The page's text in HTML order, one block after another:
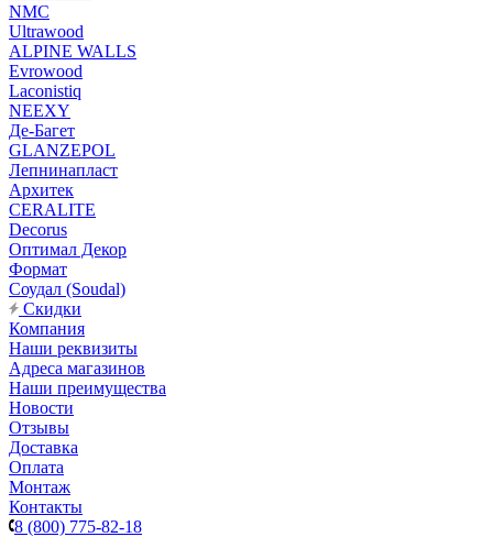
NMС
Ultrawood
ALPINE WALLS
Evrowood
Laconistiq
NEEXY
Де-Багет
GLANZEPOL
Лепнинапласт
Архитек
CERALITE
Decorus
Оптимал Декор
Формат
Соудал (Soudal)
Скидки
Компания
Наши реквизиты
Адреса магазинов
Наши преимущества
Новости
Отзывы
Доставка
Оплата
Монтаж
Контакты
8 (800) 775-82-18